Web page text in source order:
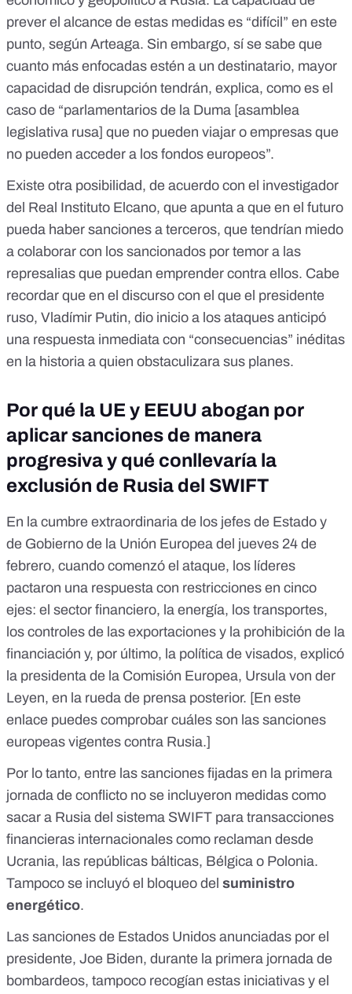
prever el alcance de estas medidas es “difícil” en este
punto, según Arteaga. Sin embargo, sí se sabe que
cuanto más enfocadas estén a un destinatario, mayor
capacidad de disrupción tendrán, explica, como es el
caso de “parlamentarios de la Duma [asamblea
legislativa rusa] que no pueden viajar o empresas que
no pueden acceder a los fondos europeos”.
Existe otra posibilidad, de acuerdo con el investigador
del Real Instituto Elcano, que apunta a que en el futuro
pueda haber sanciones a terceros, que tendrían miedo
a colaborar con los sancionados por temor a las
represalias que puedan emprender contra ellos. Cabe
recordar que en el discurso con el que el presidente
ruso, Vladímir Putin, dio inicio a los ataques anticipó
una respuesta inmediata con “consecuencias” inéditas
en la historia a quien obstaculizara sus planes.
Por qué la UE y EEUU abogan por
aplicar sanciones de manera
progresiva y qué conllevaría la
exclusión de Rusia del SWIFT
En la cumbre extraordinaria de los jefes de Estado y
de Gobierno de la Unión Europea del jueves 24 de
febrero, cuando comenzó el ataque, los líderes
pactaron una respuesta con restricciones en cinco
ejes: el sector financiero, la energía, los transportes,
los controles de las exportaciones y la prohibición de la
financiación y, por último, la política de visados, explicó
la presidenta de la Comisión Europea, Ursula von der
Leyen, en la rueda de prensa posterior. [En este
enlace puedes comprobar cuáles son las sanciones
europeas vigentes contra Rusia.]
Por lo tanto, entre las sanciones fijadas en la primera
jornada de conflicto no se incluyeron medidas como
sacar a Rusia del sistema SWIFT para transacciones
financieras internacionales como reclaman desde
Ucrania, las repúblicas bálticas, Bélgica o Polonia.
Tampoco se incluyó el bloqueo del suministro
energético.
Las sanciones de Estados Unidos anunciadas por el
presidente, Joe Biden, durante la primera jornada de
bombardeos, tampoco recogían estas iniciativas y el